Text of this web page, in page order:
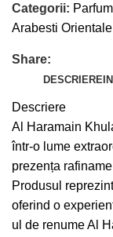
Categorii:
Arabesti
Share:
DESCRIERE
Descriere
Al Haramain
într-o lume
prezența
Produsul
oferind o
ul de renume Al